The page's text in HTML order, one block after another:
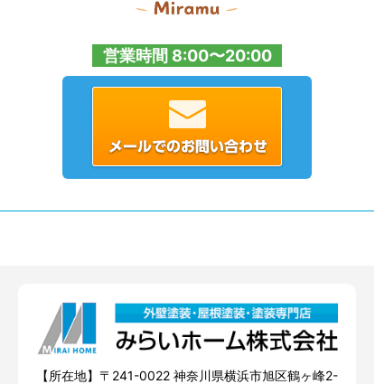
営業時間 8:00〜20:00
【所在地】〒241-0022 神奈川県横浜市旭区鶴ヶ峰2-